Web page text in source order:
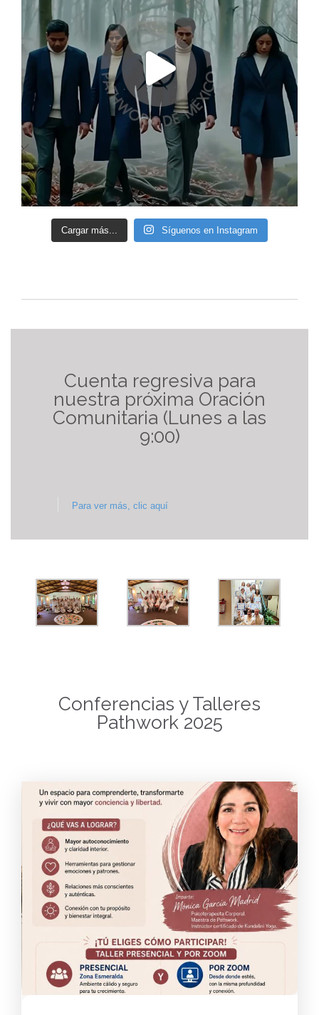
Cargar más... Síguenos en Instagram
Cuenta regresiva para
nuestra próxima Oración
Comunitaria (Lunes a las
9:00)
Para ver más, clic aquí
Conferencias y Talleres
Pathwork 2025